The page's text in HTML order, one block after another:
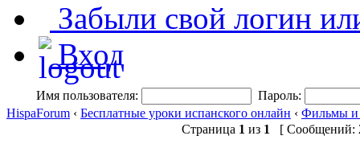
Забыли свой логин
Вход
Имя пользователя:
Пароль:
HispaForum ‹ Бесплатные уроки испанского онлайн ‹ Фильмы и
Страница 1 из 1 [ Сообщений: